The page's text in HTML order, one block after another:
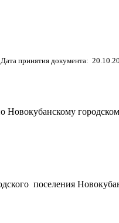
Дата принятия документа:
Новокубанскому
поселения